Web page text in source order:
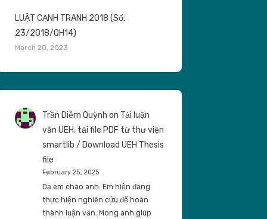
LUẬT CẠNH TRANH 2018 (Số:
23/2018/QH14)
March 20, 2023
Trần Diễm Quỳnh on Tải luận
văn UEH, tải file PDF từ thư viện
smartlib / Download UEH Thesis
file
February 25, 2025
Dạ em chào anh. Em hiện đang
thực hiện nghiên cứu để hoàn
thành luận văn. Mong anh giúp